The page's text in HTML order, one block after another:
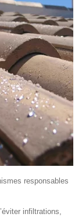
responsables
infiltrations,